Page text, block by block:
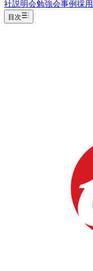
社説明会勉強会事例採用
目次